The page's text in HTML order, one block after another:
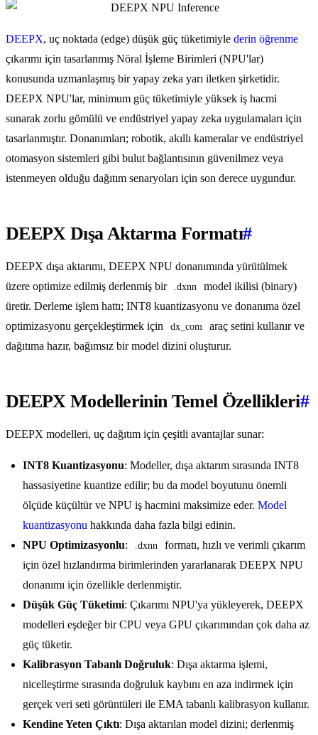
DEEPX, uç noktada (edge) düşük güç tüketimiyle derin öğrenme
çıkarımı için tasarlanmış Nöral İşleme Birimleri (NPU'lar)
konusunda uzmanlaşmış bir yapay zeka yarı iletken şirketidir.
DEEPX NPU'lar, minimum güç tüketimiyle yüksek iş hacmi
sunarak zorlu gömülü ve endüstriyel yapay zeka uygulamaları için
tasarlanmıştır. Donanımları; robotik, akıllı kameralar ve endüstriyel
otomasyon sistemleri gibi bulut bağlantısının güvenilmez veya
istenmeyen olduğu dağıtım senaryoları için son derece uygundur.
DEEPX Dışa Aktarma Formatı#
DEEPX dışa aktarımı, DEEPX NPU donanımında yürütülmek
üzere optimize edilmiş derlenmiş bir
.dxnn
model ikilisi (binary)
üretir. Derleme işlem hattı; INT8 kuantizasyonu ve donanıma özel
optimizasyonu gerçekleştirmek için
dx_com
araç setini kullanır ve
dağıtıma hazır, bağımsız bir model dizini oluşturur.
DEEPX Modellerinin Temel Özellikleri#
DEEPX modelleri, uç dağıtım için çeşitli avantajlar sunar:
INT8 Kuantizasyonu: Modeller, dışa aktarım sırasında INT8
hassasiyetine kuantize edilir; bu da model boyutunu önemli
ölçüde küçültür ve NPU iş hacmini maksimize eder. Model
kuantizasyonu hakkında daha fazla bilgi edinin.
NPU Optimizasyonlu: .dxnn
formatı, hızlı ve verimli çıkarım
için özel hızlandırma birimlerinden yararlanarak DEEPX NPU
donanımı için özellikle derlenmiştir.
Düşük Güç Tüketimi: Çıkarımı NPU'ya yükleyerek, DEEPX
modelleri eşdeğer bir CPU veya GPU çıkarımından çok daha az
güç tüketir.
Kalibrasyon Tabanlı Doğruluk: Dışa aktarma işlemi,
nicelleştirme sırasında doğruluk kaybını en aza indirmek için
gerçek veri seti görüntüleri ile EMA tabanlı kalibrasyon kullanır.
Kendine Yeten Çıktı: Dışa aktarılan model dizini; derlenmiş